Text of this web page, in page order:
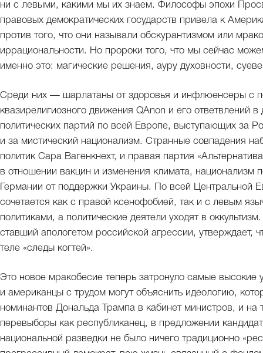
ни с левыми, какими мы их знаем. Философы эпохи
правовых демократических государств привела к
против того, что они называли обскурантизмом или
иррациональности. Но пророки того, что мы сейчас
именно это: магические решения, ауру духовности,
Среди них — шарлатаны от здоровья и инфлюенсеры с
квазирелигиозного движения QAnon и его ответвлений
политических партий по всей Европе, выступающих за
и за мистический национализм. Странные совпадения
политик Сара Вагенкнехт, и правая партия
в отношении вакцин и изменения климата, национализм
Германии от поддержки Украины. По всей Центральной
сочетается как с правой ксенофобией, так и с левым
политиками, а политические деятели уходят в
ставший апологетом российской агрессии, утверждает,
теле «следы когтей».
Это новое мракобесие теперь затронуло самые
и американцы с трудом могут объяснить идеологию,
номинантов Дональда Трампа в кабинет министров, и на
перевыборы как республиканец, в предложении
национальной разведки не было ничего традиционно